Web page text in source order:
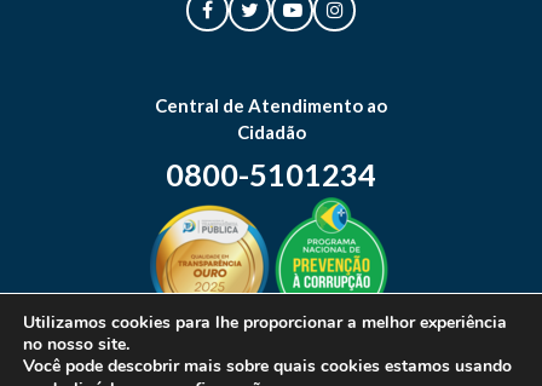
Central de Atendimento ao
Cidadão
0800-5101234
Utilizamos cookies para lhe proporcionar a melhor experiência
no nosso site.
Você pode descobrir mais sobre quais cookies estamos usando